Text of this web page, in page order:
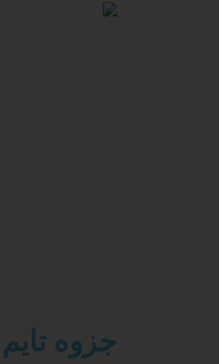
جزوه تایم